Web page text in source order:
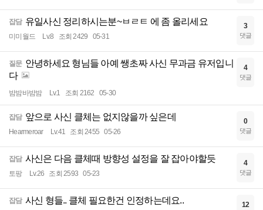
잡담 유일사신 정리하시는분~ㅂㄹㅌ 에 좀 올리세요
미미월드 Lv.8 조회 2429 05-31
3
댓글
질문 안녕하세요 형님들 아예 쌩초짜 사신 무과금 유저입니
다
밤밤바밤밤 Lv.1 조회 2162 05-30
4
댓글
잡담 앞으로 사신 클체는 없지않을까 싶은데
Hearmeroar Lv.41 조회 2455 05-26
0
댓글
잡담 사신은 다음 클체때 방향성 설정을 잘 잡아야할듯
토팡 Lv.26 조회 2593 05-23
4
댓글
잡담 사신 형들.. 클체 필요한건 인정하는데요.. 12